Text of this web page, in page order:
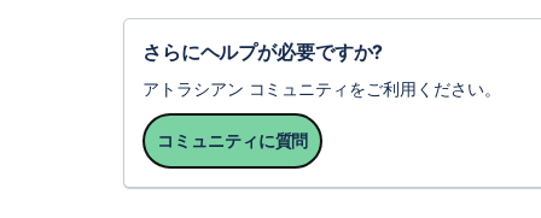
さらにヘルプが必要ですか?
アトラシアン コミュニティをご利用ください。
コミュニティに質問